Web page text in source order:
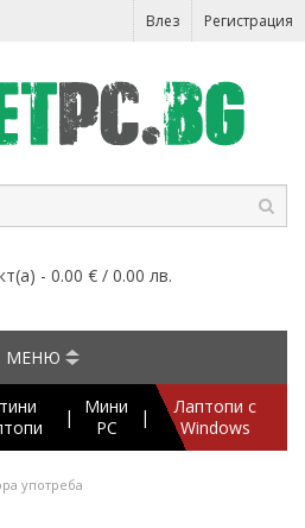
Влез Регистрация
- 0.00 € / 0.00 лв.
МЕНЮ
|
Мини
PC
|
Лаптопи с
Windows
употреба